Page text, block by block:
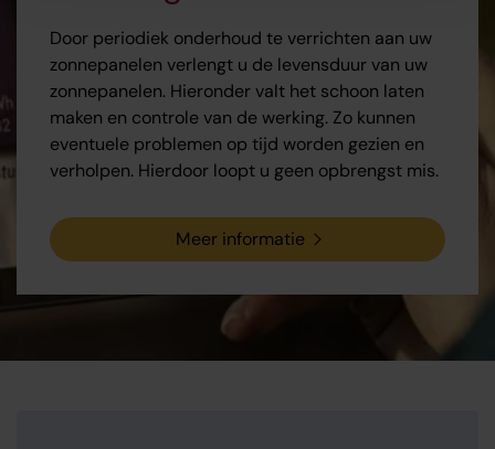
Door periodiek onderhoud te verrichten aan uw
zonnepanelen verlengt u de levensduur van uw
zonnepanelen. Hieronder valt het schoon laten
maken en controle van de werking. Zo kunnen
eventuele problemen op tijd worden gezien en
verholpen. Hierdoor loopt u geen opbrengst mis.
Meer informatie